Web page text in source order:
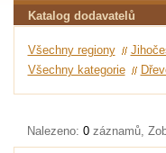
Katalog dodavatelů
Všechny regiony
Všechny kategorie
Nalezeno: 0 záznamů,